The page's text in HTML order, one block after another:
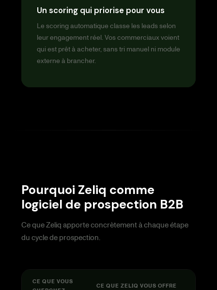
Un scoring qui priorise pour vous
Le scoring automatique classe les leads selon
leur engagement réel. Vos commerciaux voient
qui est prêt à acheter, sans tri manuel ni module
externe à brancher.
Pourquoi Zeliq comme
logiciel de prospection B2B
Ce que Zeliq apporte concrètement à chaque étape
du cycle de prospection.
CE QUE VOUS
CE QUE ZELIQ VOUS OFFRE